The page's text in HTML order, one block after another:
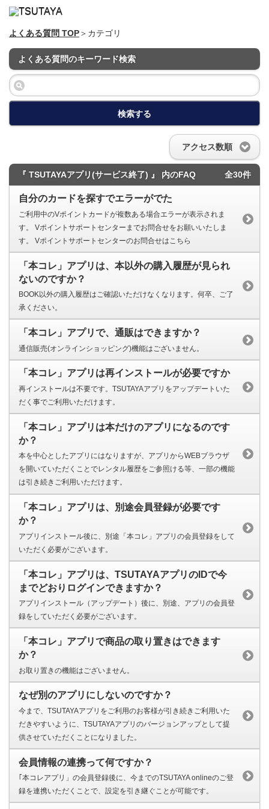
よくある質問 TOP＞カテゴリ
よくある質問のキーワード検索
検索する
アクセス数順
『 TSUTAYAアプリ(サービス終了) 』 内のFAQ 全30件
自分のカードを探すでエラーがでた
ご利用中のVポイントカードが複数ある場合エラーが表示されま
す。 Vポイントサポートセンターまでお問合せをお願いいたしま
す。 Vポイントサポートセンターのお問合せはこちら
「本コレ」アプリは、本以外の購入履歴が見られ
ないのですか？
BOOK以外の購入履歴はご確認いただけなくなります。何卒、ご了
承ください。
「本コレ」アプリで、通販はできますか？
通信販売(オンラインショッピング)機能はございません。
「本コレ」アプリは再インストールが必要ですか
再インストールは不要です。TSUTAYAアプリをアップデートいた
だく事でご利用いただけます。
「本コレ」アプリは本だけのアプリになるのです
か？
本を中心としたアプリにはなりますが、アプリからWEBブラウザ
を開いていただくことでレンタル履歴をご参照ける等、一部の機能
は引き続きご利用いただけます。
「本コレ」アプリは、別途会員登録が必要です
か？
アプリインストール後に、別途「本コレ」アプリの会員登録をして
いただく必要がございます。
「本コレ」アプリは、TSUTAYAアプリのIDで今
までどおりログインできますか？
アプリインストール（アップデート）後に、別途、アプリの会員登
録をしていただく必要がございます。
「本コレ」アプリで商品の取り置きはできます
か？
お取り置きの機能はございません。
なぜ別のアプリにしないのですか？
今まで、TSUTAYAアプリをご利用のお客様が引き続きご利用いた
だきやすいように、TSUTAYAアプリのバージョンアップとして提
供させていただくことになりました。
会員情報の連携って何ですか？
｢本コレアプリ」の会員登録後に、今までのTSUTAYA onlineのご登
録を連携いただくことで、設定を引き継ぐことが可能です。